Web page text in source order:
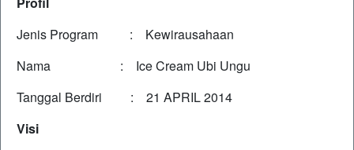
Jenis Program : Kewirausahaan
Nama : Ice Cream Ubi Ungu
Tanggal Berdiri : 21 APRIL 2014
Visi